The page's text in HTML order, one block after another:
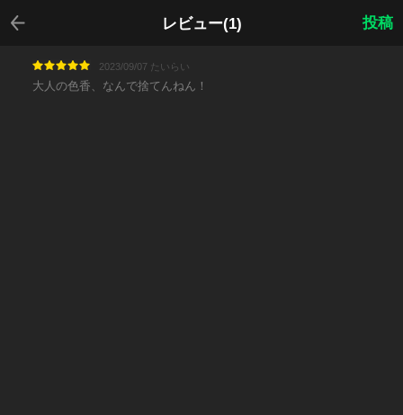
レビュー(1)
戻る
投稿
2023/09/07 たいらい
大人の色香、なんで捨てんねん！